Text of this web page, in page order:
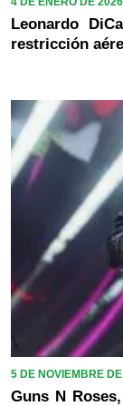
Leonardo
restricción
5 DE NOVIEMBRE
Guns N